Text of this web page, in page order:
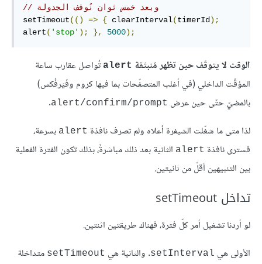
// وبعد خمس ثوان نُوقف الجدولة
setTimeout(() => { clearInterval(timerId);
alert( 'stop' ); }, 5000);
الوقت لا يتوقّف حين تظهر مُنبثقة ‎alert‎ تُواصل عقارب ساعة
المؤقّت الداخلي (في أغلب المتصفّحات بما فيها كروم وفَيَرفُكس)
بالمضيّ حتّى حين عرض ‎alert/confirm/prompt‎
.
لذا متى ما شغّلت الشيفرة أعلاه ولم تصرف نافذة ‎alert‎ بسرعة،
فسترى نافذة ‎alert‎ الثانية بعد ذلك مباشرةً، بذلك تكون الفترة الفعلية
بين التنبيهين أقلّ من ثانيتين.
تداخل setTimeout
لو أردنا تشغيل أمر كلّ فترة، فهناك طريقتين اثنتين.
الأولى هي ‎setInterval‎. والثانية هي ‎setTimeout‎ متداخلة